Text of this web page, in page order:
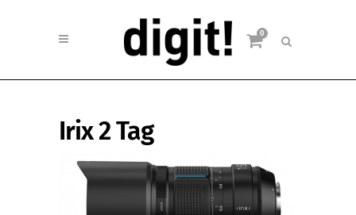
0
Irix 2 Tag